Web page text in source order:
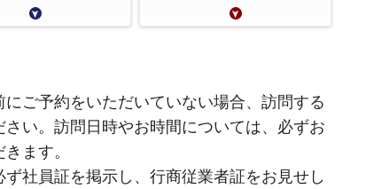
ご予約をいただいていない場合、訪問する
い。訪問日時やお時間については、必ずお
ます。
社員証を掲示し、行商従業者証をお見せし